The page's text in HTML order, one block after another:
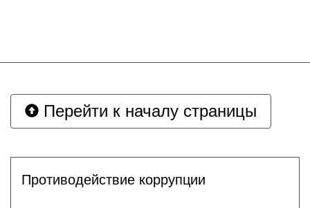
Перейти к началу страницы
Противодействие коррупции